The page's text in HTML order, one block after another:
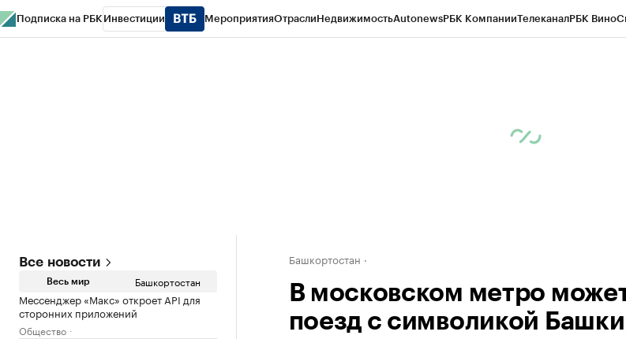
Подписка на РБК Инвестиции МероприятияОтраслиНедвижимостьAutonewsРБК КомпанииТелеканалРБК Вино
Все новости
Весь мир Башкортостан
Мессенджер «Макс» откроет API для
сторонних приложений
Общество
Башкортостан
В московском метро
поезд с символикой